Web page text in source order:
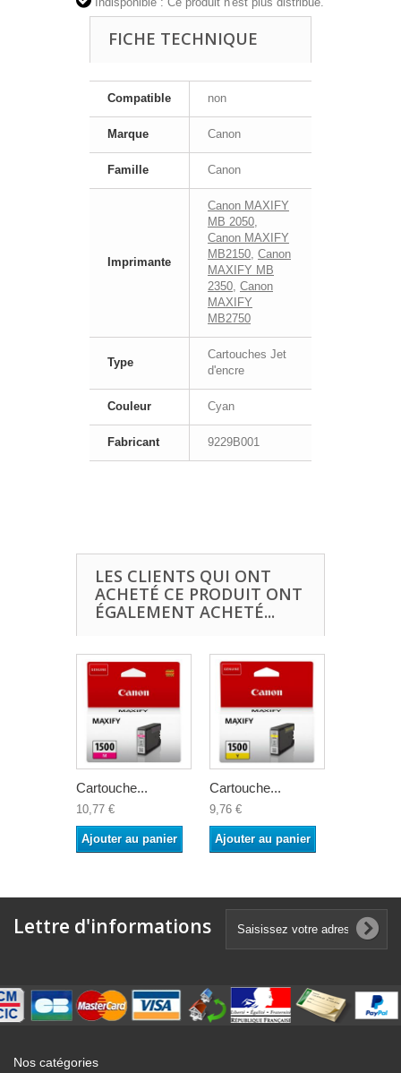
FICHE TECHNIQUE
Compatible non
Marque Canon
Famille Canon
Imprimante
Canon MAXIFY
MB 2050,
Canon MAXIFY
MB2150, Canon
MAXIFY MB
2350, Canon
MAXIFY
MB2750
Type
Cartouches Jet
d'encre
Couleur Cyan
Fabricant 9229B001
LES CLIENTS QUI ONT
ACHETÉ CE PRODUIT ONT
ÉGALEMENT ACHETÉ...
Cartouche...
10,77 €
Ajouter au panier
Cartouche...
9,76 €
Ajouter au panier
Lettre d'informations
Nos catégories